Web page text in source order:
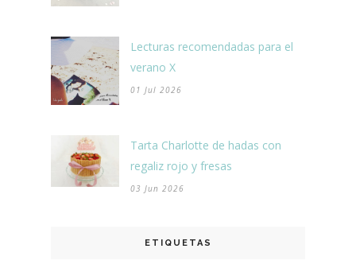
Lecturas recomendadas para el
verano X
01 Jul 2026
Tarta Charlotte de hadas con
regaliz rojo y fresas
03 Jun 2026
ETIQUETAS